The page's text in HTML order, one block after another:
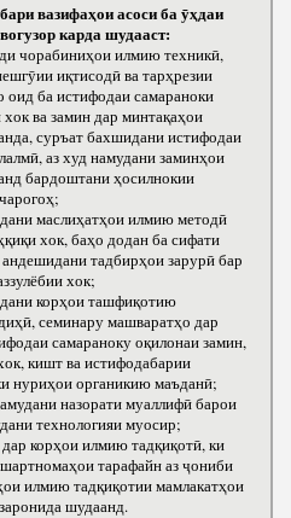
вазифаҳои асоси ба ӯҳдаи
карда шудааст:
чорабиниҳои илмию техникӣ,
иқтисодӣ ва тарҳрезии
оид ба истифодаи самараноки
хок ва замин дар минтақаҳои
суръат бахшидани истифодаи
аз худ намудани заминҳои
бардоштани ҳосилнокии
маслиҳатҳои илмию методӣ
хок, баҳо додан ба сифати
тадбирҳои зарурӣ бар
хок;
корҳои ташфиқотию
семинару машваратҳо дар
самараноку оқилонаи замин,
кишт ва истифодабарии
нуриҳои органикию маъданӣ;
назорати муаллифӣ барои
технологияи муосир;
корҳои илмию тадқиқотӣ, ки
тарафайн аз ҷониби
илмию тадқиқотии мамлакатҳои
шудаанд.